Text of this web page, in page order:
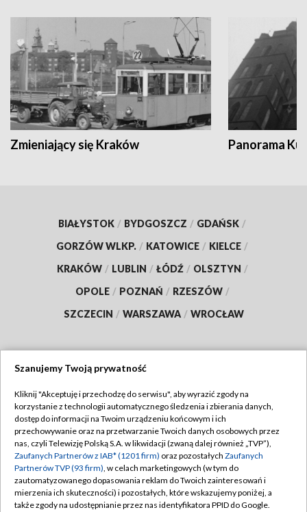
Zmieniający się Kraków Panorama
BIAŁYSTOK / BYDGOSZCZ / GDAŃSK /
GORZÓW WLKP. / KATOWICE / KIELCE /
KRAKÓW / LUBLIN / ŁÓDŹ / OLSZTYN /
OPOLE / POZNAŃ / RZESZÓW /
SZCZECIN / WARSZAWA / WROCŁAW
TVP
Abonament TVP
Emisja w TVP
Centrum informacji TVP
Naziemna Telewizja Cyfrowa
Regulamin TVP
Polityka prywatności
Moje zgody
Pomoc
Szanujemy Twoją prywatność
Kliknij "Akceptuję i przechodzę do serwisu", aby wyrazić zgody na
korzystanie z technologii automatycznego śledzenia i zbierania danych,
dostęp do informacji na Twoim urządzeniu końcowym i ich
przechowywanie oraz na przetwarzanie Twoich danych osobowych przez
nas, czyli Telewizję Polską S.A. w likwidacji (zwaną dalej również „TVP”),
Zaufanych Partnerów z IAB* (1201 firm) oraz pozostałych Zaufanych
Partnerów TVP (93 firm), w celach marketingowych (w tym do
zautomatyzowanego dopasowania reklam do Twoich zainteresowań i
mierzenia ich skuteczności) i pozostałych, które wskazujemy poniżej, a
także zgody na udostępnianie przez nas identyfikatora PPID do Google.